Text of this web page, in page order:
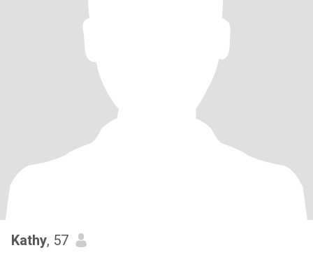
Kathy, 57